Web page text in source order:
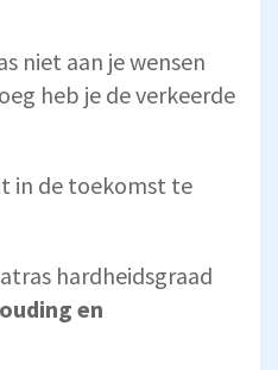
niet aan je wensen
heb je de verkeerde
in de toekomst te
hardheidsgraad
en